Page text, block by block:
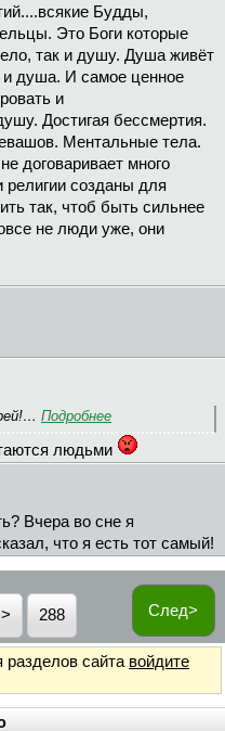
Будды,
Это Боги которые
так и душу. Душа живёт
и душа. И самое ценное
и
Достигая бессмертия.
Ментальные тела.
договаривает много
религии созданы для
так, чтоб быть сильнее
не люди уже, они
Подробнее
людьми
Вчера во сне я
что я есть тот самый!
След>
288
разделов сайта войдите